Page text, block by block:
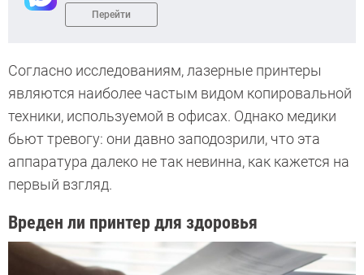
Перейти
Согласно исследованиям, лазерные принтеры
являются наиболее частым видом копировальной
техники, используемой в офисах. Однако медики
бьют тревогу: они давно заподозрили, что эта
аппаратура далеко не так невинна, как кажется на
первый взгляд.
Вреден ли принтер для здоровья